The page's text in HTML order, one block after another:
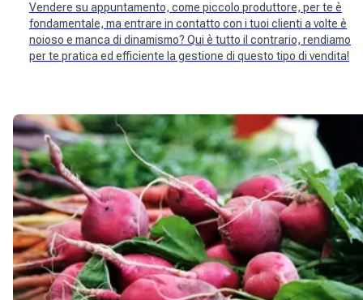
Vendere su appuntamento, come piccolo produttore, per te è
fondamentale, ma entrare in contatto con i tuoi clienti a volte è
noioso e manca di dinamismo? Qui è tutto il contrario, rendiamo
per te pratica ed efficiente la gestione di questo tipo di vendita!